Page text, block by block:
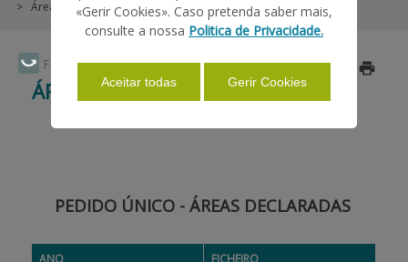
Faça Swipe para ver o menu
AJUDAS/APOIOS
INFORMAÇÕES
PAGAMENTOS
Áreas Declaradas 2007-2026
ÁREAS DECLARADAS 2007-2026
Atualizado a 2026/07/09
PEDIDO ÚNICO - ÁREAS DECLARADAS
ANO FICHEIRO
«Gerir Cookies». Caso pretenda saber mais,
consulte a nossa Politica de Privacidade.
Aceitar todas Gerir Cookies